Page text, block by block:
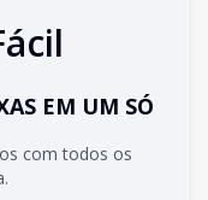
EM UM SÓ
com todos os